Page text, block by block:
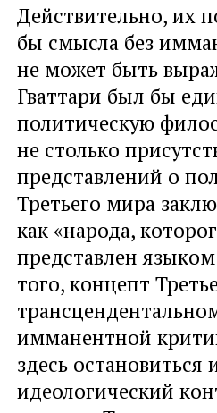
Действительно, их
бы смысла без
не может быть
Гваттари был бы
политическую
не столько
представлений о
Третьего мира
как «народа,
представлен
того, концепт
имманентной
здесь
идеологический